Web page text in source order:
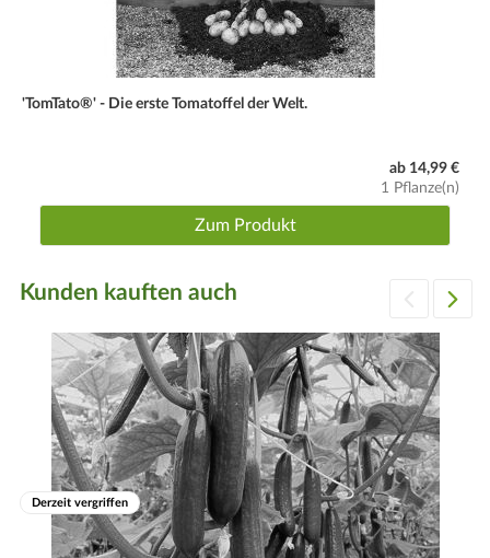
'TomTato®' - Die erste Tomatoffel der Welt.
ab 14,99 €
1 Pflanze(n)
Zum Produkt
Kunden kauften auch
Derzeit vergriffen